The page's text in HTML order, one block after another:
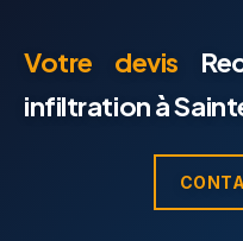
Votre devis
infiltration à